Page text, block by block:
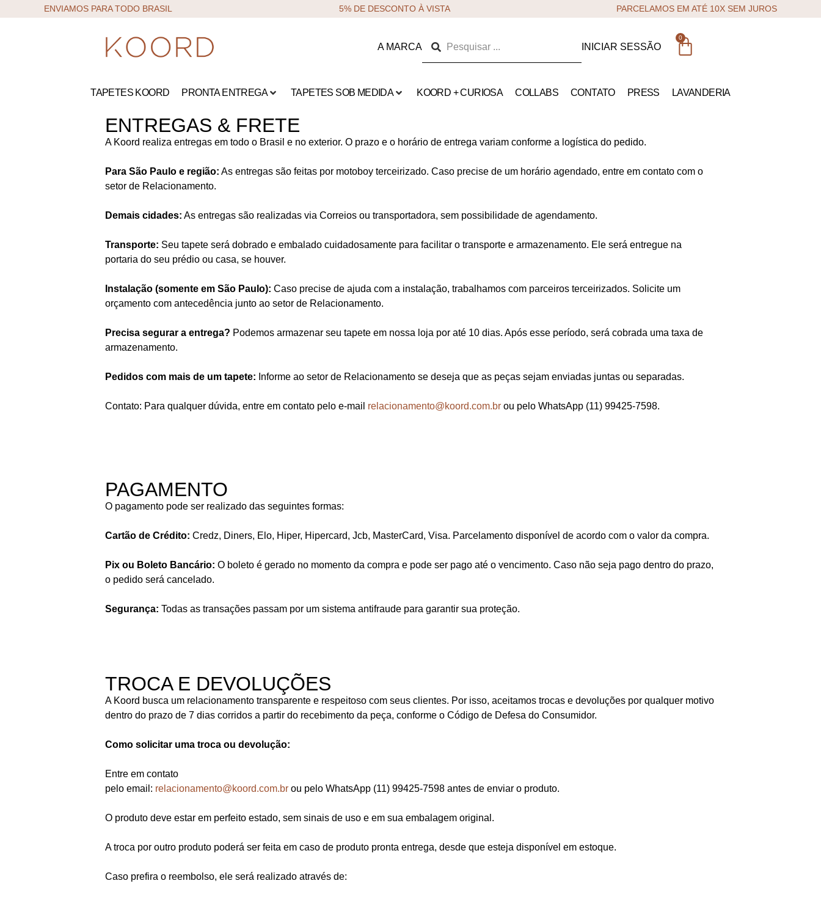
ENVIAMOS PARA TODO BRASIL 5% DE DESCONTO À VISTA PARCELAMOS EM ATÉ 10X SEM JUROS
A MARCA INICIAR SESSÃO
0
TAPETES KOORD PRONTA ENTREGA TAPETES SOB MEDIDA KOORD + CURIOSA COLLABS CONTATO PRESS LAVANDERIA
ENTREGAS & FRETE
A Koord realiza entregas em todo o Brasil e no exterior. O prazo e o horário de entrega variam conforme a logística do pedido.
Para São Paulo e região: As entregas são feitas por motoboy terceirizado. Caso precise de um horário agendado, entre em contato com o
setor de Relacionamento.
Demais cidades: As entregas são realizadas via Correios ou transportadora, sem possibilidade de agendamento.
Transporte: Seu tapete será dobrado e embalado cuidadosamente para facilitar o transporte e armazenamento. Ele será entregue na
portaria do seu prédio ou casa, se houver.
Instalação (somente em São Paulo): Caso precise de ajuda com a instalação, trabalhamos com parceiros terceirizados. Solicite um
orçamento com antecedência junto ao setor de Relacionamento.
Precisa segurar a entrega? Podemos armazenar seu tapete em nossa loja por até 10 dias. Após esse período, será cobrada uma taxa de
armazenamento.
Pedidos com mais de um tapete: Informe ao setor de Relacionamento se deseja que as peças sejam enviadas juntas ou separadas.
Contato: Para qualquer dúvida, entre em contato pelo e-mail relacionamento@koord.com.br ou pelo WhatsApp (11) 99425-7598.
PAGAMENTO
O pagamento pode ser realizado das seguintes formas:
Cartão de Crédito: Credz, Diners, Elo, Hiper, Hipercard, Jcb, MasterCard, Visa. Parcelamento disponível de acordo com o valor da compra.
Pix ou Boleto Bancário: O boleto é gerado no momento da compra e pode ser pago até o vencimento. Caso não seja pago dentro do prazo,
o pedido será cancelado.
Segurança: Todas as transações passam por um sistema antifraude para garantir sua proteção.
TROCA E DEVOLUÇÕES
A Koord busca um relacionamento transparente e respeitoso com seus clientes. Por isso, aceitamos trocas e devoluções por qualquer motivo
dentro do prazo de 7 dias corridos a partir do recebimento da peça, conforme o Código de Defesa do Consumidor.
Como solicitar uma troca ou devolução:
Entre em contato
pelo email: relacionamento@koord.com.br ou pelo WhatsApp (11) 99425-7598 antes de enviar o produto.
O produto deve estar em perfeito estado, sem sinais de uso e em sua embalagem original.
A troca por outro produto poderá ser feita em caso de produto pronta entrega, desde que esteja disponível em estoque.
Caso prefira o reembolso, ele será realizado através de: